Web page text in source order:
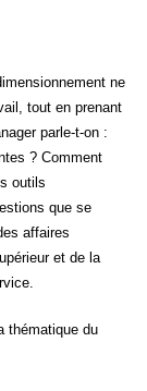
ne
tout en prenant
parle-t-on :
? Comment
outils
que se
affaires
et de la
thématique du